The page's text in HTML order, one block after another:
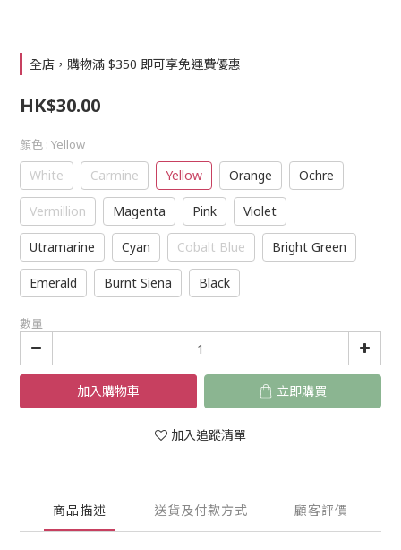
全店，購物滿 $350 即可享免運費優惠
HK$30.00
顏色 : Yellow
White Carmine Yellow Orange Ochre
Vermillion Magenta Pink Violet
Utramarine Cyan Cobalt Blue Bright Green
Emerald Burnt Siena Black
數量
加入購物車 立即購買
加入追蹤清單
商品描述 送貨及付款方式 顧客評價